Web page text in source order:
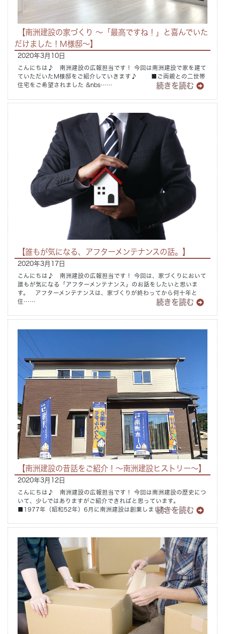
【南洲建設の家づくり ～「最高ですね！」と喜んでいた
だけました！M様邸～】
2020年3月10日
こんにちは♪ 南洲建設の広報担当です！ 今回は南洲建設で家を建て
ていただいたM様邸をご紹介していきます♪ ■ご両親との二世帯
住宅をご希望されました &nbs……
続きを読む
【誰もが気になる、アフターメンテナンスの話。】
2020年3月17日
こんにちは♪ 南洲建設の広報担当です！ 今回は、家づくりにおいて
誰もが気になる「アフターメンテナンス」のお話をしたいと思いま
す。 アフターメンテナンスは、家づくりが終わってから何十年と
住……
続きを読む
【南洲建設の昔話をご紹介！～南洲建設ヒストリー～】
2020年3月12日
こんにちは♪ 南洲建設の広報担当です！ 今回は南洲建設の歴史につ
いて、少しではありますがご紹介できればと思っています。
■1977年（昭和52年）6月に南洲建設は創業しました ……
続きを読む